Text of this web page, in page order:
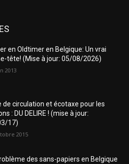
en Oldtimer en Belgique: Un vrai
tête! (Mise à jour: 05/08/2026)
2013
de circulation et écotaxe pour les
: DU DELIRE ! (mise à jour:
17)
2015
des sans-papiers en Belgique